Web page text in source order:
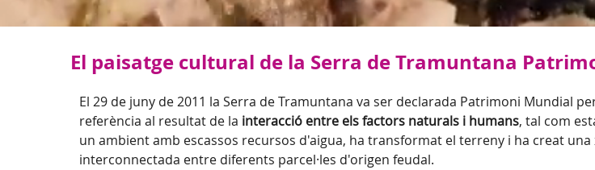
El paisatge cultural de la Serra de Tramuntana
El 29 de juny de 2011 la Serra de Tramuntana va ser declarada Patrimoni Mundial
referència al resultat de la interacció entre els factors naturals i humans, tal com
un ambient amb escassos recursos d'aigua, ha transformat el terreny i ha creat
interconnectada entre diferents parcel·les d'origen feudal.